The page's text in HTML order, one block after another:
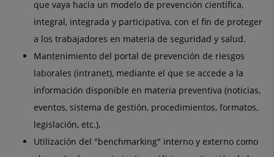
que vaya hacia un modelo de prevención científica,
integral, integrada y participativa, con el fin de proteger
a los trabajadores en materia de seguridad y salud.
Mantenimiento del portal de prevención de riesgos
laborales (intranet), mediante el que se accede a la
información disponible en materia preventiva (noticias,
eventos, sistema de gestión, procedimientos, formatos,
legislación, etc.).
Utilización del "benchmarking" interno y externo como